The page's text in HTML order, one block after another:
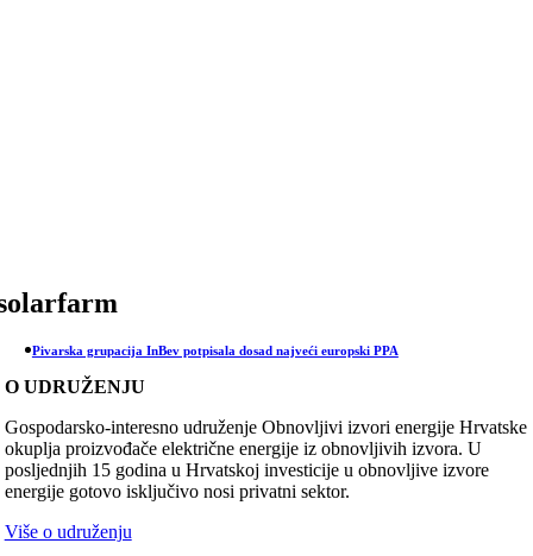
Pivarska grupacija InBev potpisala dosad najveći europski PPA
O UDRUŽENJU
Gospodarsko-interesno udruženje Obnovljivi izvori energije Hrvatske
okuplja proizvođače električne energije iz obnovljivih izvora. U
posljednjih 15 godina u Hrvatskoj investicije u obnovljive izvore
energije gotovo isključivo nosi privatni sektor.
Više o udruženju